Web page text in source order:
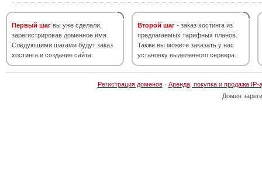
Первый шаг вы уже сделали,
зарегистрировав доменное имя.
Следующими шагами будут заказ
хостинга и создание сайта.
Второй шаг - заказ хостинга из
предлагаемых тарифных планов.
Также вы можете заказать у нас
установку выделенного сервера.
Регистрация доменов· Аренда, покупка и продажа IP-
Домен